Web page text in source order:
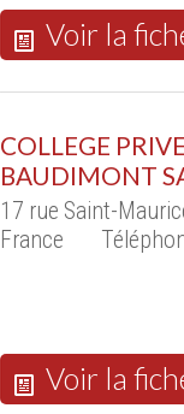
Voir la
COLLEGE
BAUDIMONT
17 rue Saint-
France
Voir la